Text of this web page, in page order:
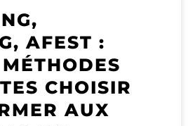
AFEST :
CHOISIR
AUX